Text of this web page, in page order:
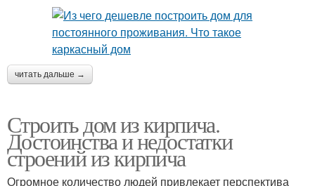
читать дальше →
Строить дом из кирпича.
Достоинства и недостатки
строений из кирпича
Огромное количество людей привлекает перспектива